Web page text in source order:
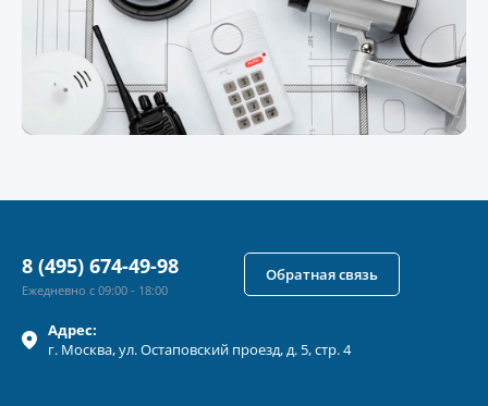
Адрес:
г. Москва, ул.Остаповский проезд, д. 5, стр. 4
8 (495) 674-49-98
Ежедневно с 09:00 - 18:00
Обратная связь